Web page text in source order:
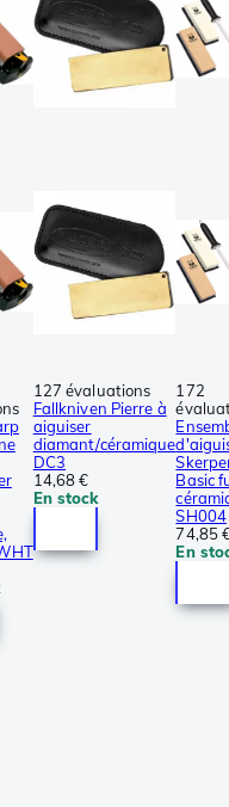
127 évaluations
Fallkniven Pierre à
aiguiser
diamant/céramique
DC3
14,68 €
En stock
172
Basic
SH004
74,85
En